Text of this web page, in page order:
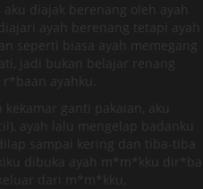
diajak berenang oleh ayah
ayah berenang tetapi ayah
seperti biasa ayah memegang
jadi bukan belajar renang
ayahku.
ganti pakaian, aku
ayah lalu mengelap badanku
sampai kering dan tiba-tiba
dibuka ayah m*m*kku dir*ba
dari m*m*kku,